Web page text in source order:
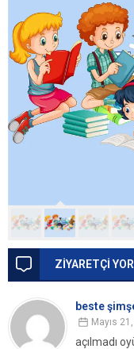
ZİYARETÇİ
beste
Mayıs
açılmadı